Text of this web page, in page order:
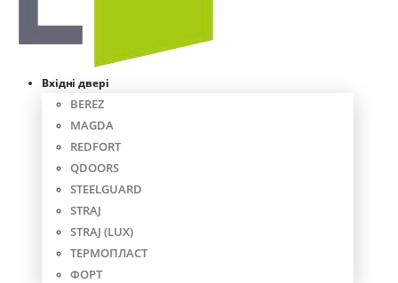
Вхідні двері
BEREZ
MAGDA
REDFORT
QDOORS
STEELGUARD
STRAJ
STRAJ (LUX)
ТЕРМОПЛАСТ
ФОРТ